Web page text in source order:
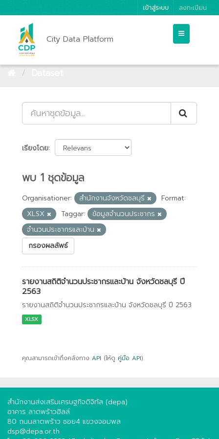
เข้าสู่ระบบ ลงทะเบียน
City Data Platform
เรียงโดย
พบ 1 ชุดข้อมูล
Organisationer: สำนักงานจังหวัดชลบุรี
Format:
XLSX
Taggar:
ข้อมูลจำนวนประชากร
จำนวนประชากรและบ้าน
กรองผลลัพธ์
รายงานสถิติจำนวนประชากรและบ้าน จังหวัดชลบุรี ปี
2563
รายงานสถิติจำนวนประชากรและบ้าน จังหวัดชลบุรี ปี 2563
XLSX
คุณสามารถเข้าถึงคลังทาง API (ให้ดู คู่มือ API).
สำนักงานส่งเสริมเศรษฐกิจดิจิทัล (depa)
อาคาร ลาดพร้าวฮิลล์
80 ถนนลาดพร้าว ซอย4 แขวงจอมพล
dsp@depa.or.th